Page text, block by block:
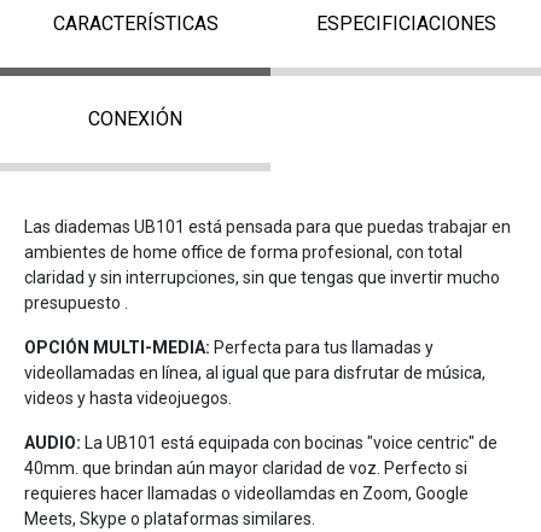
CARACTERÍSTICAS ESPECIFICIACIONES
CONEXIÓN
Las diademas UB101 está pensada para que puedas trabajar en
ambientes de home office de forma profesional, con total
claridad y sin interrupciones, sin que tengas que invertir mucho
presupuesto .
OPCIÓN MULTI-MEDIA: Perfecta para tus llamadas y
videollamadas en línea, al igual que para disfrutar de música,
videos y hasta videojuegos.
AUDIO: La UB101 está equipada con bocinas "voice centric" de
40mm. que brindan aún mayor claridad de voz. Perfecto si
requieres hacer llamadas o videollamdas en Zoom, Google
Meets, Skype o plataformas similares.